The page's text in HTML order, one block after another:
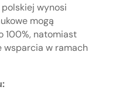
wynosi
mogą
100%, natomiast
wsparcia w ramach